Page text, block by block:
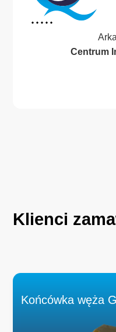
Centrum
Klienci
Końcówka węża